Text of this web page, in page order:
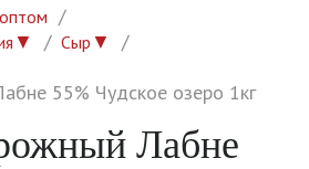
▼ Сыр ▼
55% Чудское озеро 1кг
Лабне